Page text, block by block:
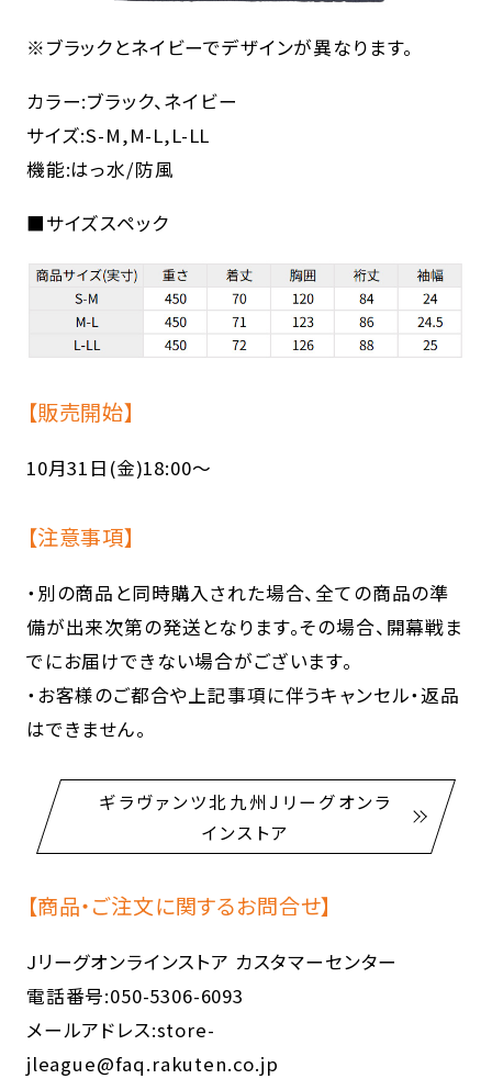
※ブラックとネイビーでデザインが異なります。
カラー:ブラック、ネイビー
サイズ:S-M,M-L,L-LL
機能:はっ水/防風
■サイズスペック
【販売開始】
10月31日(金)18:00～
【注意事項】
・別の商品と同時購入された場合、全ての商品の準
備が出来次第の発送となります。その場合、開幕戦ま
でにお届けできない場合がございます。
・お客様のご都合や上記事項に伴うキャンセル・返品
はできません。
ギラヴァンツ北九州Jリーグオンラ
インストア
【商品・ご注文に関するお問合せ】
Jリーグオンラインストア カスタマーセンター
電話番号:050-5306-6093
メールアドレス:store-
jleague@faq.rakuten.co.jp